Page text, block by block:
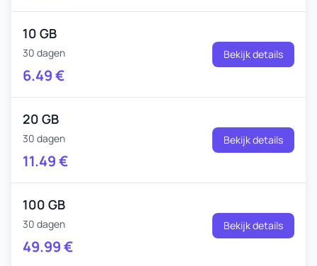
10 GB
30 dagen
6.49€
Bekijk details
20 GB
30 dagen
11.49€
Bekijk details
100 GB
30 dagen
49.99€
Bekijk details